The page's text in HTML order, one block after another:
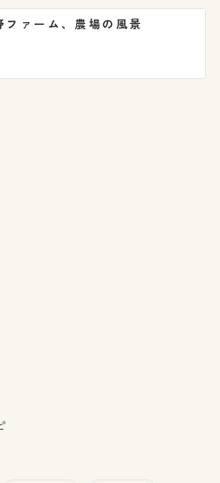
ァーム、農場の風景